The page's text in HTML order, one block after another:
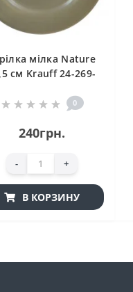
мілка Nature
см Krauff 24-269-
0
240грн.
- +
В КОРЗИНУ